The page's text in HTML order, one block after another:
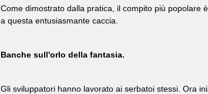
Come dimostrato dalla pratica, il compito più popolare
a questa entusiasmante caccia.
Banche sull'orlo della fantasia.
Gli sviluppatori hanno lavorato ai serbatoi stessi. Ora